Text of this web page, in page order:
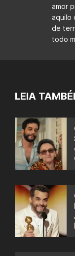
amor
aquilo
de
todo
LEIA